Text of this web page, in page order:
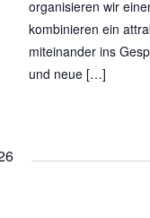
organisieren wir
kombinieren ein
miteinander ins
und neue […]